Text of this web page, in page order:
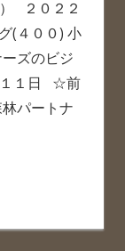
２０２２
(４００) 小
ズのビジ
１１日 ☆前
パートナ